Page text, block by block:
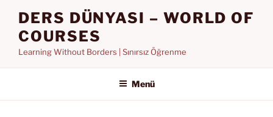
DERS DÜNYASI – WORLD OF
COURSES
Learning Without Borders | Sınırsız Öğrenme
Menü